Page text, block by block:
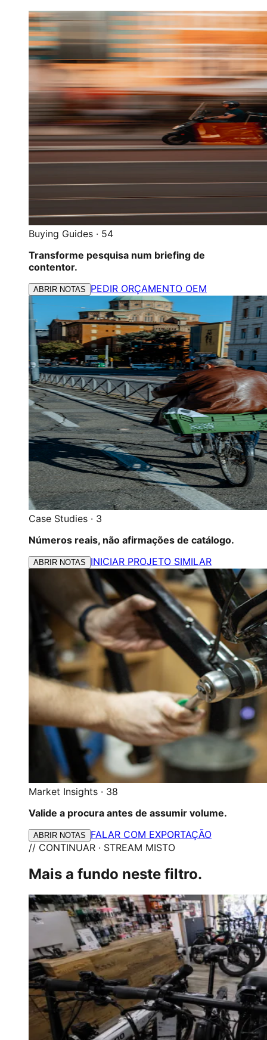
Buying Guides · 54
Transforme pesquisa num briefing de
contentor.
ABRIR NOTAS PEDIR ORÇAMENTO OEM
Case Studies · 3
Números reais, não afirmações de catálogo.
ABRIR NOTAS INICIAR PROJETO SIMILAR
Market Insights · 38
Valide a procura antes de assumir volume.
ABRIR NOTAS
FALAR COM EXPORTAÇÃO
// CONTINUAR · STREAM MISTO
Mais a fundo neste filtro.